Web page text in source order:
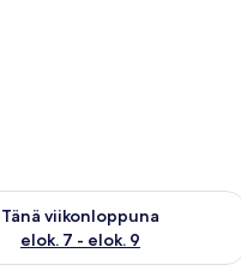
Tänä viikonloppuna
elok. 7 - elok. 9
viikonlopun saatavuus